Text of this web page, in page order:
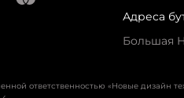
Адреса
Большая
ответственностью «Новые дизайн